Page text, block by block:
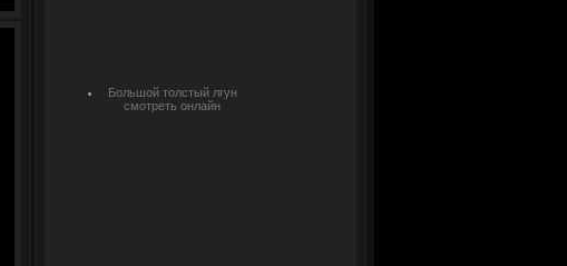
Большой толстый лгун
смотреть онлайн